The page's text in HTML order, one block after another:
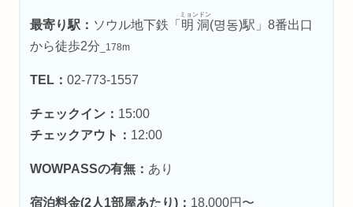
最寄り駅： ソウル地下鉄「 明洞
ミョンドン
(명동)駅」8番出口
から徒歩2分 _178m
TEL：02-773-1557
チェックイン： 15:00
チェックアウト： 12:00
WOWPASSの有無： あり
宿泊料金(2人1部屋あたり)： 18,000円〜